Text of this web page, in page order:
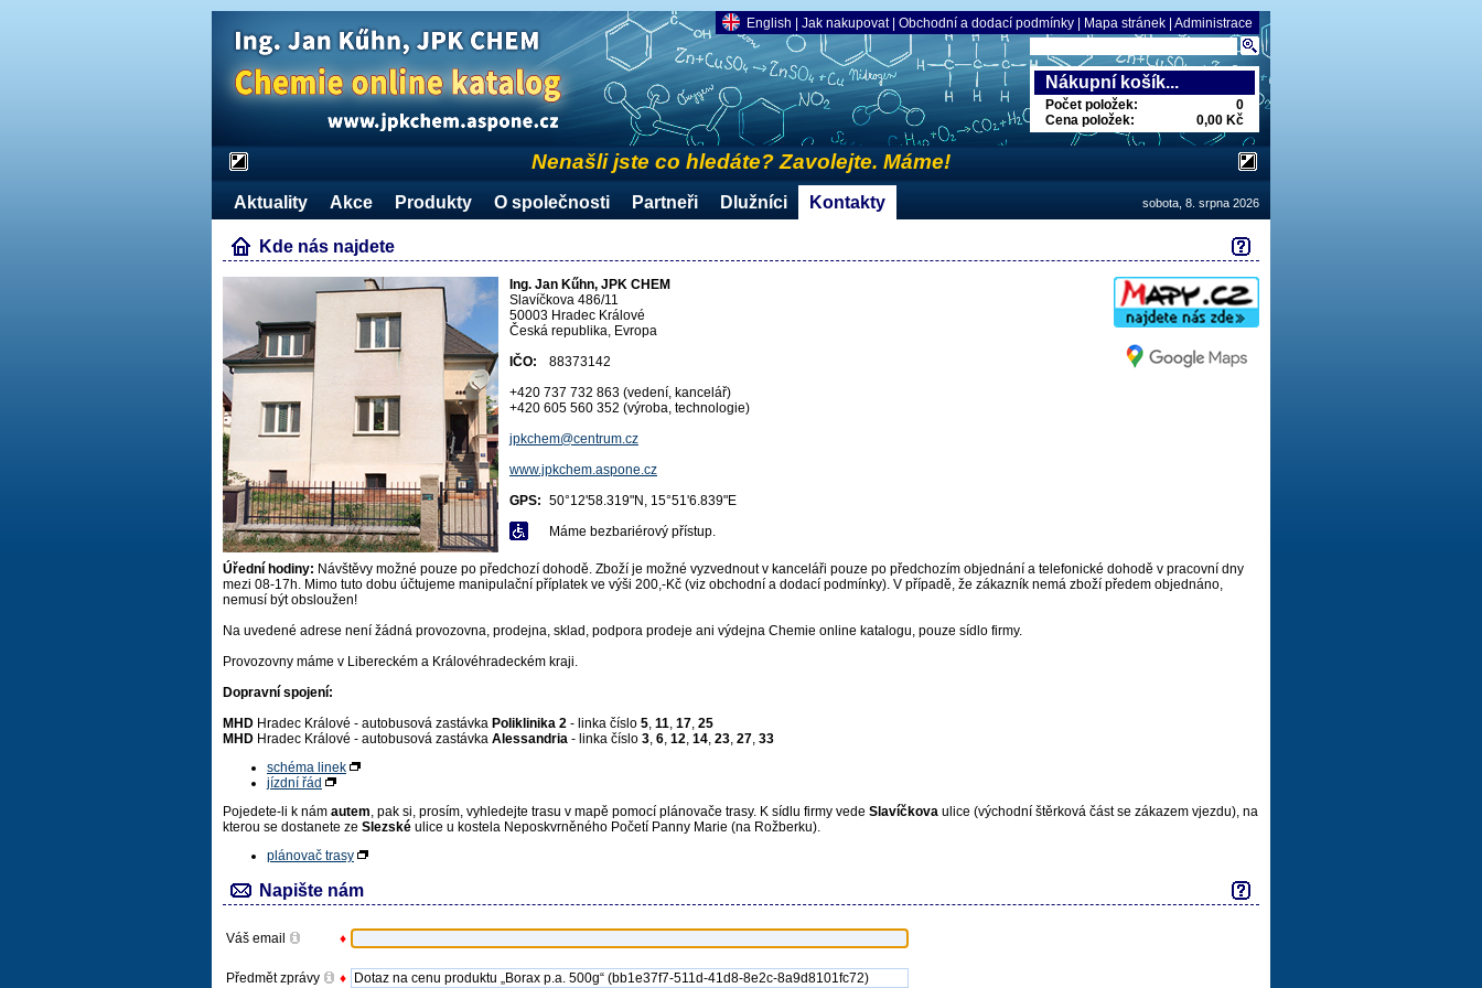
English Jak nakupovat Obchodní a dodací podmínky Mapa stránek Administrace
Nákupní košík...
Počet položek:
0
Cena položek:
0,00 Kč
Nenašli jste co hledáte? Zavolejte. Máme!
Aktuality Akce Produkty O společnosti Partneři Dlužníci Kontakty sobota, 8. srpna 2026
Kde nás najdete
Ing. Jan Kűhn, JPK CHEM
Slavíčkova 486/11
50003 Hradec Králové
Česká republika, Evropa
IČO:
88373142
+420 737 732 863 (vedení, kancelář)
+420 605 560 352 (výroba, technologie)
jpkchem@centrum.cz
www.jpkchem.aspone.cz
GPS: 50°12'58.319"N, 15°51'6.839"E
Máme bezbariérový přístup.
Úřední hodiny: Návštěvy možné pouze po předchozí dohodě. Zboží je možné vyzvednout v kanceláři pouze po předchozím objednání a telefonické dohodě v pracovní dny
mezi 08-17h. Mimo tuto dobu účtujeme manipulační příplatek ve výši 200,-Kč (viz obchodní a dodací podmínky). V případě, že zákazník nemá zboží předem objednáno,
nemusí být obsloužen!
Na uvedené adrese není žádná provozovna, prodejna, sklad, podpora prodeje ani výdejna Chemie online katalogu, pouze sídlo firmy.
Provozovny máme v Libereckém a Královéhradeckém kraji.
Dopravní spojení:
MHD Hradec Králové - autobusová zastávka Poliklinika 2 - linka číslo 5 11 17 25
MHD Hradec Králové - autobusová zastávka Alessandria - linka číslo 3 6 12 14 23 27 33
schéma linek
jízdní řád
Pojedete-li k nám autem , pak si, prosím, vyhledejte trasu v mapě pomocí plánovače trasy. K sídlu firmy vede Slavíčkova ulice (východní štěrková část se zákazem vjezdu), na
kterou se dostanete ze Slezské ulice u kostela Neposkvrněného Početí Panny Marie (na Rožberku).
plánovač trasy
Napište nám
Váš email ♦
Předmět zprávy ♦